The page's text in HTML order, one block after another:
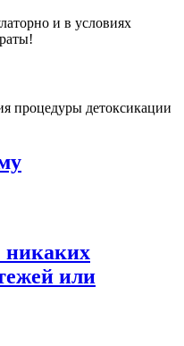
и в условиях
процедуры детоксикации
никаких
или